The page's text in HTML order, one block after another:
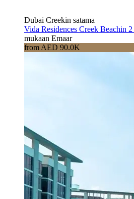
Dubai Creekin satama
Vida Residences Creek Beachin
mukaan Emaar
from AED 90.0K